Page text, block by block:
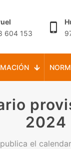
604 153
2024
publica el